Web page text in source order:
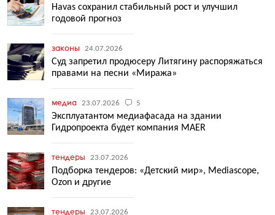
Havas сохранил стабильный рост и улучшил
годовой прогноз
законы 24.07.2026
Суд запретил продюсеру Литягину распоряжаться
правами на песни «Миража»
медиа 23.07.2026 5
Эксплуатантом медиафасада на здании
Гидропроекта будет компания MAER
тендеры 23.07.2026
Подборка тендеров: «Детский мир», Mediascope,
Ozon и другие
тендеры 23.07.2026